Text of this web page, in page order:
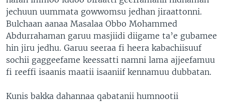
jechuun uummata gowwomsu jedhan jiraattonni.
Bulchaan aanaa Masalaa Obbo Mohammed
Abdurrahaman garuu masjiidi diigame ta’e gubamee
hin jiru jedhu. Garuu seeraa fi heera kabachiisuuf
sochii gaggeefame keessatti namni lama ajjeefamuu
fi reeffi isaanis maatii isaaniif kennamuu dubbatan.
Kunis bakka dahannaa qabatanii humnootii